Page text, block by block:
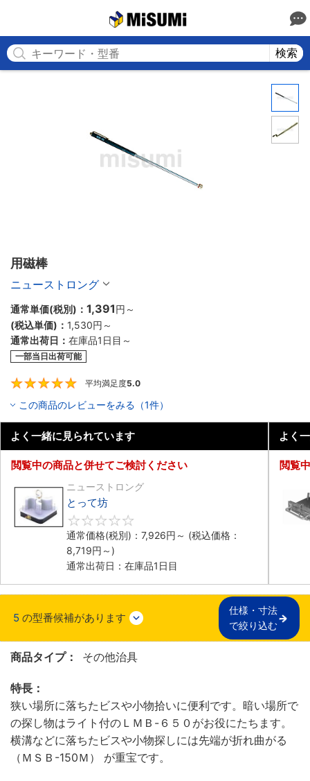
検索
用磁棒
ニューストロング
通常単価(税別)： 1,391円 ～
(税込単価)： 1,530円 ～
通常出荷日： 在庫品1日目～
一部当日出荷可能
平均満足度5.0
この商品のレビューをみる（1件）
よく一緒に見られています
閲覧中の商品と併せてご検討ください
ニューストロング
とって坊
通常価格(税別)： 7,926円 ～ (税込価格：
8,719円 ～)
通常出荷日：在庫品1日目
よく
閲覧
5 の型番候補があります
仕様・寸法
で絞り込む
商品タイプ： その他治具
特長：
狭い場所に落ちたビスや小物拾いに便利です。暗い場所で
の探し物はライト付のＬＭＢ-６５０がお役にたちます。
横溝などに落ちたビスや小物探しには先端が折れ曲がる
（ＭＳＢ-150Ｍ） が重宝です。